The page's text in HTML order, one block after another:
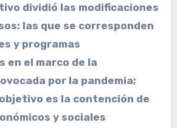
dividió las modificaciones
las que se corresponden
y programas
en el marco de la
por la pandemia;
es la contención de
y sociales